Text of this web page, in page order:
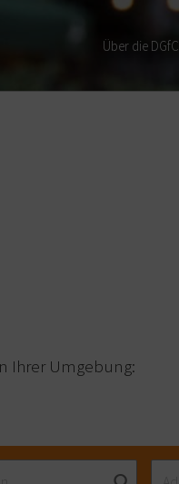
Über die DGfC
Ihrer Umgebung: